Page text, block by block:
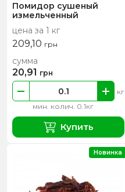
Помидор сушеный
измельченный
цена за 1 кг
209,10 грн
мин. колич. 0.1кг
кг
сумма
20,91 грн
Купить
Новинка